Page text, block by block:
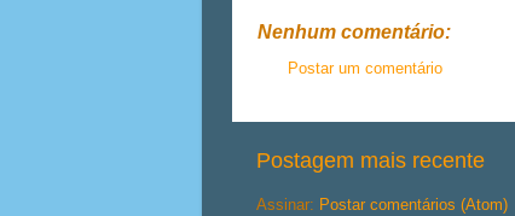
Nenhum comentário:
Postar um comentário
Postagem mais recente
Assinar: Postar comentários (Atom)